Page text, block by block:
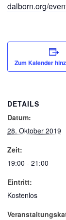
dalborn.org/
Zum Kalender
DETAILS
Datum:
28. Oktober 2019
Zeit:
19:00 - 21:00
Eintritt:
Kostenlos